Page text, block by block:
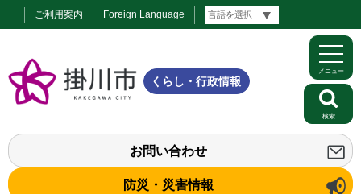
ご利用案内 Foreign Language
くらし・行政情報
お問い合わせ
防災・災害情報
メニュー
検索